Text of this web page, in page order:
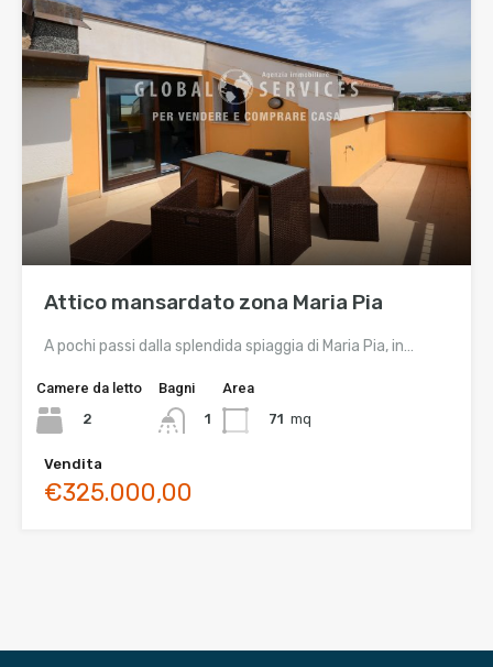
Attico mansardato zona Maria Pia
A pochi passi dalla splendida spiaggia di Maria Pia, in…
Camere da letto
2
Bagni
1
Area
71 mq
Vendita
€325.000,00